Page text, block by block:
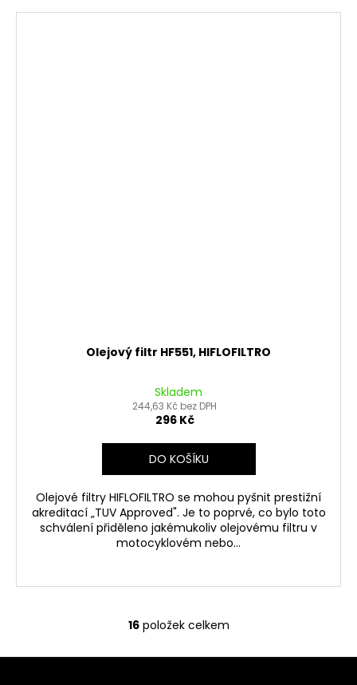
Olejový filtr HF551, HIFLOFILTRO
Skladem
244,63 Kč bez DPH
296 Kč
DO KOŠÍKU
Olejové filtry HIFLOFILTRO se mohou pyšnit prestižní
akreditací „TUV Approved". Je to poprvé, co bylo toto
schválení přiděleno jakémukoliv olejovému filtru v
motocyklovém nebo...
O
v
16položek celkem